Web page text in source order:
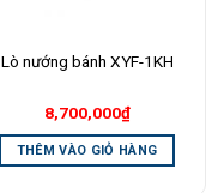
Lò nướng bánh XYF-1KH
8,700,000₫
THÊM VÀO GIỎ HÀNG